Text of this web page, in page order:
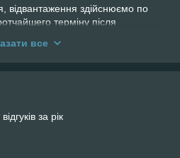
здійснюємо по
терміну після
осмотра в
все
за рік